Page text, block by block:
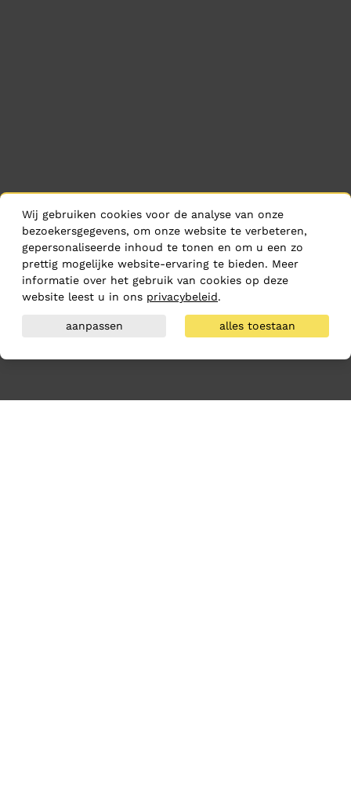
Wij gebruiken cookies voor de analyse van onze
bezoekersgegevens, om onze website te verbeteren,
gepersonaliseerde inhoud te tonen en om u een zo
prettig mogelijke website-ervaring te bieden. Meer
informatie over het gebruik van cookies op deze
website leest u in ons privacybeleid.
aanpassen alles toestaan